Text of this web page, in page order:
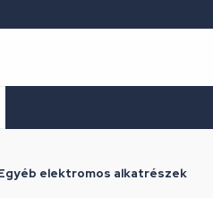
elektromos alkatrészek